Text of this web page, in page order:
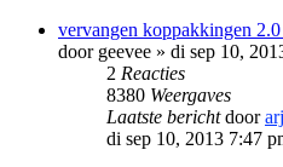
vervangen koppakkingen
door geevee » di sep 10,
2 Reacties
8380 Weergaves
Laatste berichtdoor
di sep 10, 2013 7:47